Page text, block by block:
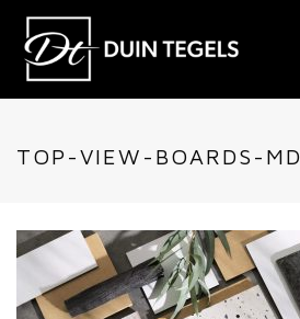
TOP-VIEW-BOARDS-